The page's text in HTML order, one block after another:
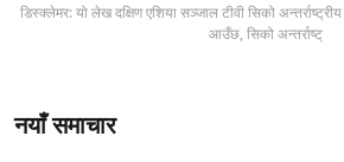
डिस्क्लेमर: यो लेख दक्षिण एशिया सञ्जाल टीवी सिको
आउँछ, सिको अन्तर्राष्ट्
नयाँ समाचार